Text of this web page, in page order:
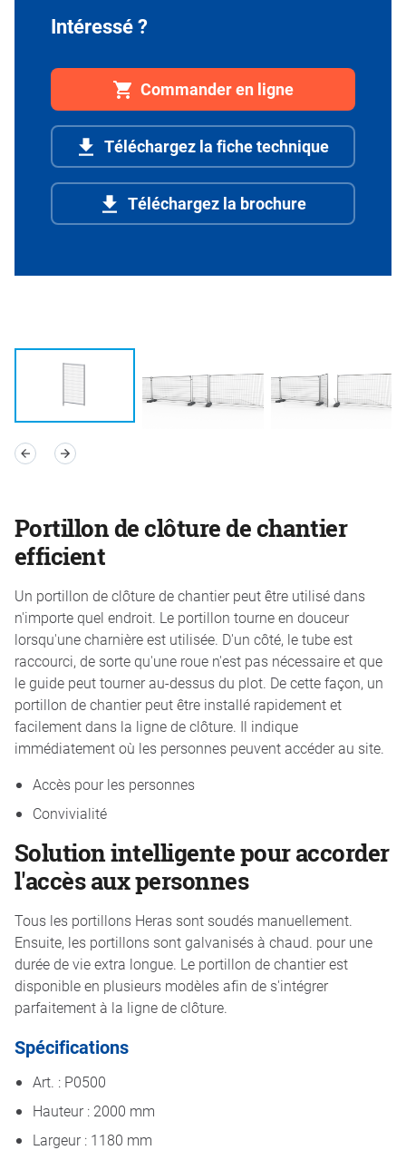
Intéressé ?
Commander en ligne
Téléchargez la fiche technique
Téléchargez la brochure
Portillon de clôture de chantier
efficient
Un portillon de clôture de chantier peut être utilisé dans
n'importe quel endroit. Le portillon tourne en douceur
lorsqu'une charnière est utilisée. D'un côté, le tube est
raccourci, de sorte qu'une roue n'est pas nécessaire et que
le guide peut tourner au-dessus du plot. De cette façon, un
portillon de chantier peut être installé rapidement et
facilement dans la ligne de clôture. Il indique
immédiatement où les personnes peuvent accéder au site.
Accès pour les personnes
Convivialité
Solution intelligente pour accorder
l'accès aux personnes
Tous les portillons Heras sont soudés manuellement.
Ensuite, les portillons sont galvanisés à chaud. pour une
durée de vie extra longue. Le portillon de chantier est
disponible en plusieurs modèles afin de s'intégrer
parfaitement à la ligne de clôture.
Spécifications
Art. : P0500
Hauteur : 2000 mm
Largeur : 1180 mm